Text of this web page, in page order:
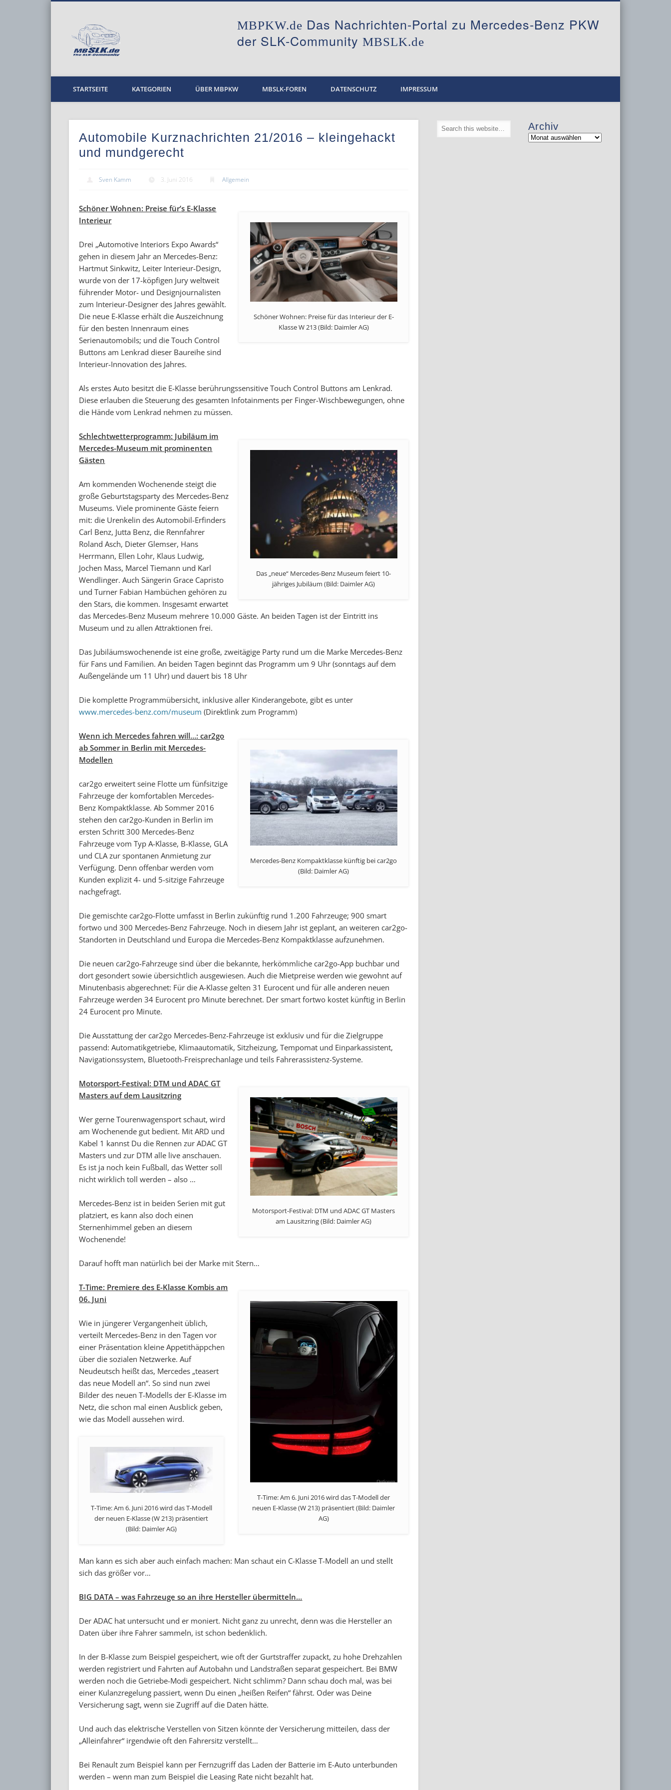
MBPKW
MBPKW.de Das Nachrichten-Portal zu Mercedes-Benz PKW
der SLK-CommunityMBSLK.de
STARTSEITE KATEGORIEN ÜBER MBPKW MBSLK-FOREN DATENSCHUTZ IMPRESSUM
Automobile Kurznachrichten 21/2016 – kleingehackt
und mundgerecht
Sven Kamm 3. Juni 2016 Allgemein
Schöner Wohnen: Preise für das Interieur der E-
Klasse W 213 (Bild: Daimler AG)
Schöner Wohnen: Preise für’s E-Klasse
Interieur
Drei „Automotive Interiors Expo Awards“
gehen in diesem Jahr an Mercedes-Benz:
Hartmut Sinkwitz, Leiter Interieur-Design,
wurde von der 17-köpfigen Jury weltweit
führender Motor- und Designjournalisten
zum Interieur-Designer des Jahres gewählt.
Die neue E-Klasse erhält die Auszeichnung
für den besten Innenraum eines
Serienautomobils; und die Touch Control
Buttons am Lenkrad dieser Baureihe sind
Interieur-Innovation des Jahres.
Als erstes Auto besitzt die E-Klasse berührungssensitive Touch Control Buttons am Lenkrad.
Diese erlauben die Steuerung des gesamten Infotainments per Finger-Wischbewegungen, ohne
die Hände vom Lenkrad nehmen zu müssen.
Das „neue“ Mercedes-Benz Museum feiert 10-
jähriges Jubiläum (Bild: Daimler AG)
Schlechtwetterprogramm: Jubiläum im
Mercedes-Museum mit prominenten
Gästen
Am kommenden Wochenende steigt die
große Geburtstagsparty des Mercedes-Benz
Museums. Viele prominente Gäste feiern
mit: die Urenkelin des Automobil-Erfinders
Carl Benz, Jutta Benz, die Rennfahrer
Roland Asch, Dieter Glemser, Hans
Herrmann, Ellen Lohr, Klaus Ludwig,
Jochen Mass, Marcel Tiemann und Karl
Wendlinger. Auch Sängerin Grace Capristo
und Turner Fabian Hambüchen gehören zu
den Stars, die kommen. Insgesamt erwartet
das Mercedes-Benz Museum mehrere 10.000 Gäste. An beiden Tagen ist der Eintritt ins
Museum und zu allen Attraktionen frei.
Das Jubiläumswochenende ist eine große, zweitägige Party rund um die Marke Mercedes-Benz
für Fans und Familien. An beiden Tagen beginnt das Programm um 9 Uhr (sonntags auf dem
Außengelände um 11 Uhr) und dauert bis 18 Uhr
Die komplette Programmübersicht, inklusive aller Kinderangebote, gibt es unter
www.mercedes-benz.com/museum (Direktlink zum Programm)
Mercedes-Benz Kompaktklasse künftig bei car2go
(Bild: Daimler AG)
Wenn ich Mercedes fahren will…: car2go
ab Sommer in Berlin mit Mercedes-
Modellen
car2go erweitert seine Flotte um fünfsitzige
Fahrzeuge der komfortablen Mercedes-
Benz Kompaktklasse. Ab Sommer 2016
stehen den car2go-Kunden in Berlin im
ersten Schritt 300 Mercedes-Benz
Fahrzeuge vom Typ A-Klasse, B-Klasse, GLA
und CLA zur spontanen Anmietung zur
Verfügung. Denn offenbar werden vom
Kunden explizit 4- und 5-sitzige Fahrzeuge
nachgefragt.
Die gemischte car2go-Flotte umfasst in Berlin zukünftig rund 1.200 Fahrzeuge; 900 smart
fortwo und 300 Mercedes-Benz Fahrzeuge. Noch in diesem Jahr ist geplant, an weiteren car2go-
Standorten in Deutschland und Europa die Mercedes-Benz Kompaktklasse aufzunehmen.
Die neuen car2go-Fahrzeuge sind über die bekannte, herkömmliche car2go-App buchbar und
dort gesondert sowie übersichtlich ausgewiesen. Auch die Mietpreise werden wie gewohnt auf
Minutenbasis abgerechnet: Für die A-Klasse gelten 31 Eurocent und für alle anderen neuen
Fahrzeuge werden 34 Eurocent pro Minute berechnet. Der smart fortwo kostet künftig in Berlin
24 Eurocent pro Minute.
Die Ausstattung der car2go Mercedes-Benz-Fahrzeuge ist exklusiv und für die Zielgruppe
passend: Automatikgetriebe, Klimaautomatik, Sitzheizung, Tempomat und Einparkassistent,
Navigationssystem, Bluetooth-Freisprechanlage und teils Fahrerassistenz-Systeme.
Motorsport-Festival: DTM und ADAC GT Masters
am Lausitzring (Bild: Daimler AG)
Motorsport-Festival: DTM und ADAC GT
Masters auf dem Lausitzring
Wer gerne Tourenwagensport schaut, wird
am Wochenende gut bedient. Mit ARD und
Kabel 1 kannst Du die Rennen zur ADAC GT
Masters und zur DTM alle live anschauen.
Es ist ja noch kein Fußball, das Wetter soll
nicht wirklich toll werden – also …
Mercedes-Benz ist in beiden Serien mit gut
platziert, es kann also doch einen
Sternenhimmel geben an diesem
Wochenende!
Darauf hofft man natürlich bei der Marke mit Stern…
T-Time: Am 6. Juni 2016 wird das T-Modell der
neuen E-Klasse (W 213) präsentiert (Bild: Daimler
AG)
T-Time: Premiere des E-Klasse Kombis am
06. Juni
Wie in jüngerer Vergangenheit üblich,
verteilt Mercedes-Benz in den Tagen vor
einer Präsentation kleine Appetithäppchen
über die sozialen Netzwerke. Auf
Neudeutsch heißt das, Mercedes „teasert
das neue Modell an“. So sind nun zwei
Bilder des neuen T-Modells der E-Klasse im
Netz, die schon mal einen Ausblick geben,
wie das Modell aussehen wird.
T-Time: Am 6. Juni 2016 wird das T-Modell
der neuen E-Klasse (W 213) präsentiert
(Bild: Daimler AG)
Man kann es sich aber auch einfach machen: Man schaut ein C-Klasse T-Modell an und stellt
sich das größer vor…
BIG DATA – was Fahrzeuge so an ihre Hersteller übermitteln…
Der ADAC hat untersucht und er moniert. Nicht ganz zu unrecht, denn was die Hersteller an
Daten über ihre Fahrer sammeln, ist schon bedenklich.
In der B-Klasse zum Beispiel gespeichert, wie oft der Gurtstraffer zupackt, zu hohe Drehzahlen
werden registriert und Fahrten auf Autobahn und Landstraßen separat gespeichert. Bei BMW
werden noch die Getriebe-Modi gespeichert. Nicht schlimm? Dann schau doch mal, was bei
einer Kulanzregelung passiert, wenn Du einen „heißen Reifen“ fährst. Oder was Deine
Versicherung sagt, wenn sie Zugriff auf die Daten hätte.
Und auch das elektrische Verstellen von Sitzen könnte der Versicherung mitteilen, dass der
„Alleinfahrer“ irgendwie oft den Fahrersitz verstellt…
Bei Renault zum Beispiel kann per Fernzugriff das Laden der Batterie im E-Auto unterbunden
werden – wenn man zum Beispiel die Leasing Rate nicht bezahlt hat.
Archiv
Archiv